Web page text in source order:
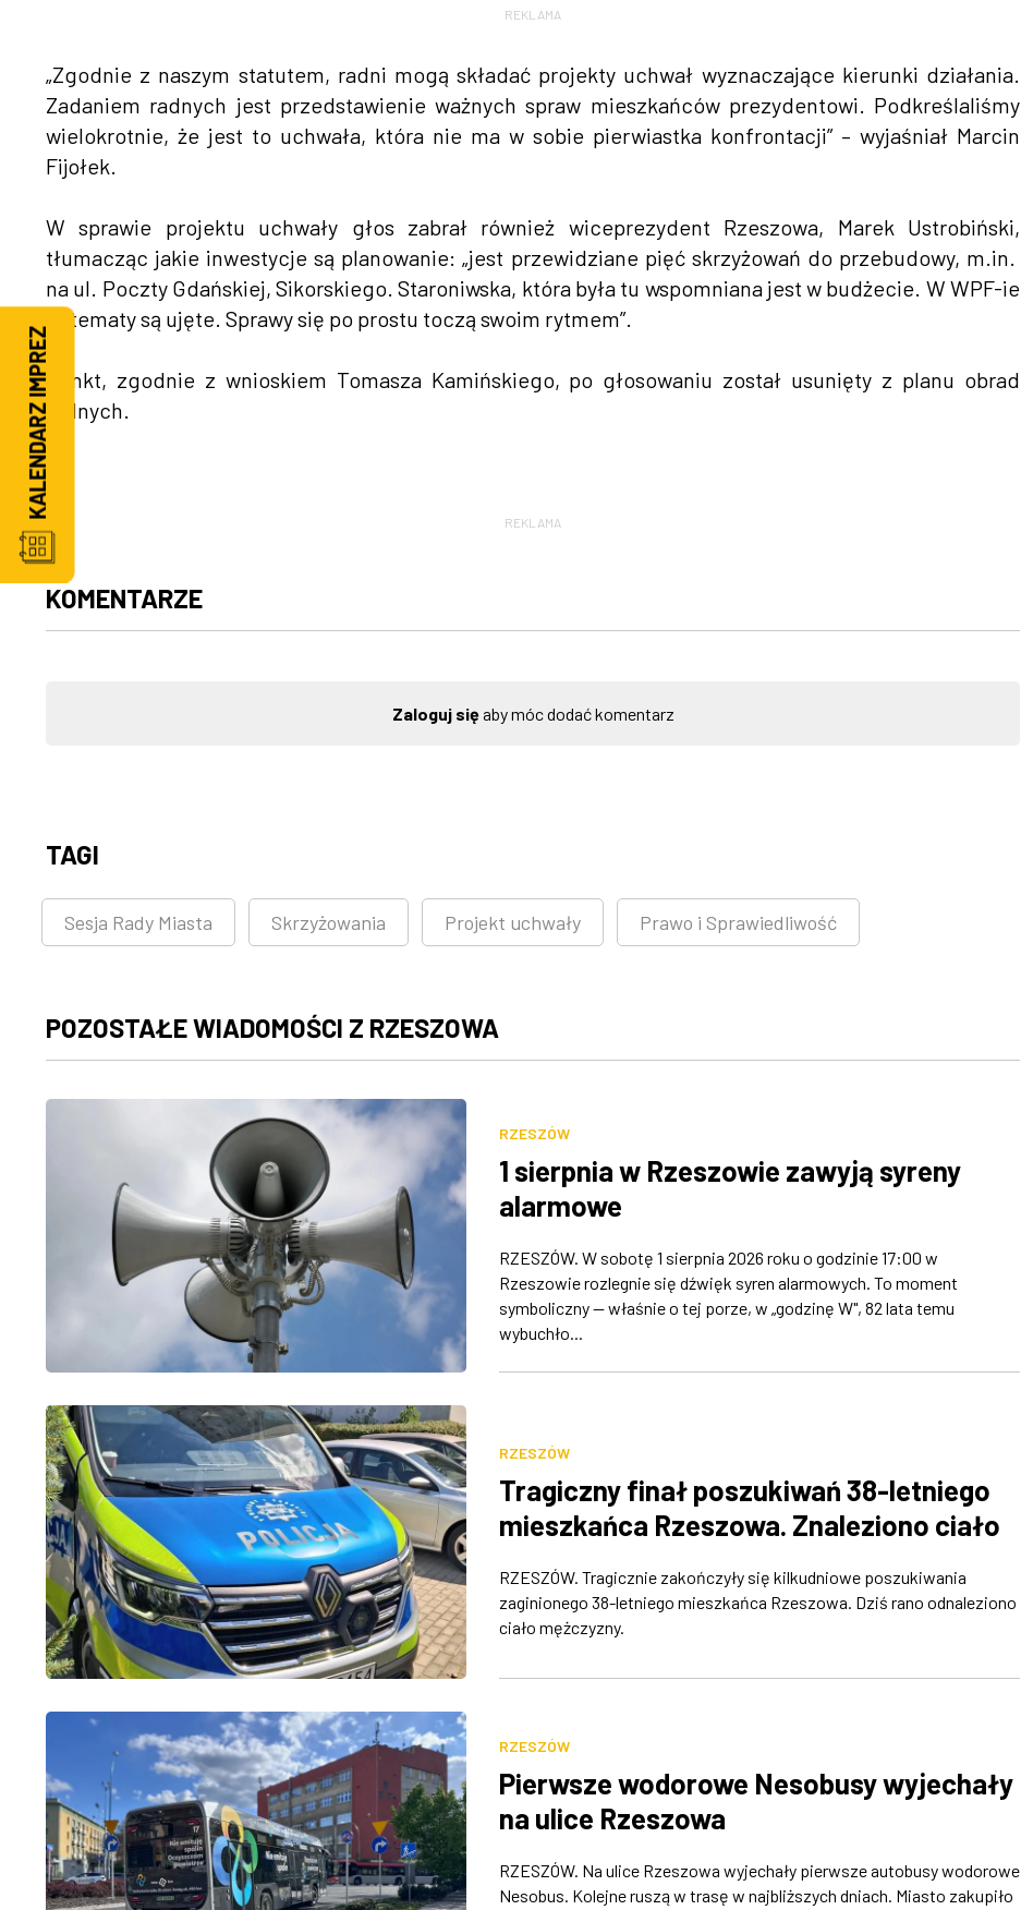
REKLAMA
„Zgodnie z naszym statutem, radni mogą składać projekty uchwał wyznaczające kierunki działania.
Zadaniem radnych jest przedstawienie ważnych spraw mieszkańców prezydentowi. Podkreślaliśmy
wielokrotnie, że jest to uchwała, która nie ma w sobie pierwiastka konfrontacji” – wyjaśniał Marcin
Fijołek.
W sprawie projektu uchwały głos zabrał również wiceprezydent Rzeszowa, Marek Ustrobiński,
tłumacząc jakie inwestycje są planowanie: „jest przewidziane pięć skrzyżowań do przebudowy, m.in.
na ul. Poczty Gdańskiej, Sikorskiego. Staroniwska, która była tu wspomniana jest w budżecie. W WPF-ie
te tematy są ujęte. Sprawy się po prostu toczą swoim rytmem”.
Punkt, zgodnie z wnioskiem Tomasza Kamińskiego, po głosowaniu został usunięty z planu obrad
radnych.
REKLAMA
KOMENTARZE
Zaloguj sięaby móc dodać komentarz
TAGI
Sesja Rady Miasta Skrzyżowania Projekt uchwały Prawo i Sprawiedliwość
POZOSTAŁE WIADOMOŚCI Z RZESZOWA
RZESZÓW
1 sierpnia w Rzeszowie zawyją syreny
alarmowe
RZESZÓW. W sobotę 1 sierpnia 2026 roku o godzinie 17:00 w
Rzeszowie rozlegnie się dźwięk syren alarmowych. To moment
symboliczny — właśnie o tej porze, w „godzinę W", 82 lata temu
wybuchło...
RZESZÓW
Tragiczny finał poszukiwań 38-letniego
mieszkańca Rzeszowa. Znaleziono ciało
RZESZÓW. Tragicznie zakończyły się kilkudniowe poszukiwania
zaginionego 38-letniego mieszkańca Rzeszowa. Dziś rano odnaleziono
ciało mężczyzny.
RZESZÓW
Pierwsze wodorowe Nesobusy wyjechały
na ulice Rzeszowa
RZESZÓW. Na ulice Rzeszowa wyjechały pierwsze autobusy wodorowe
Nesobus. Kolejne ruszą w trasę w najbliższych dniach. Miasto zakupiło
KALENDARZ IMPREZ